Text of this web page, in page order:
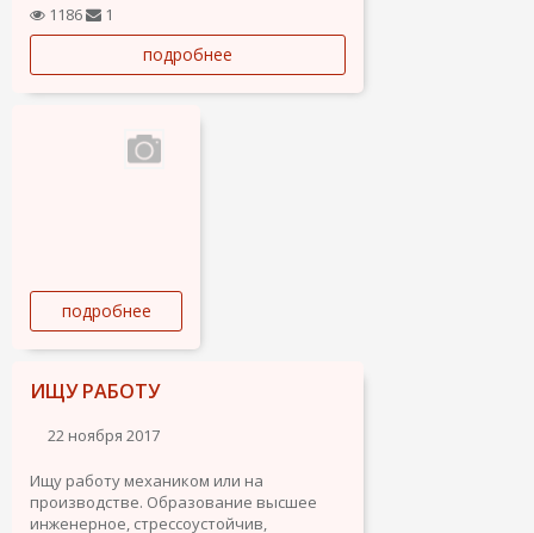
1186
1
подробнее
подробнее
ИЩУ РАБОТУ
22 ноября 2017
Ищу работу механиком или на
производстве. Образование высшее
инженерное, стрессоустойчив,